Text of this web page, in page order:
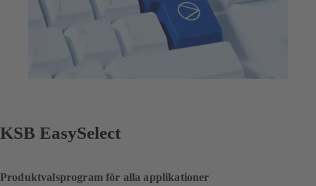
KSB EasySelect
Produktvalsprogram för alla applikationer